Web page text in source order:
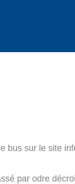
bus sur le site
par odre